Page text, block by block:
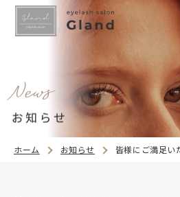
ホーム お知らせ